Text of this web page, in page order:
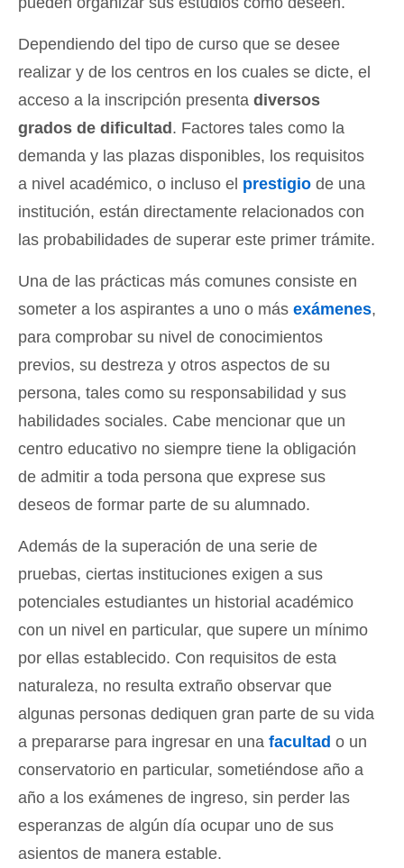
Dependiendo del tipo de curso que se desee
realizar y de los centros en los cuales se dicte, el
acceso a la inscripción presenta diversos
grados de dificultad. Factores tales como la
demanda y las plazas disponibles, los requisitos
a nivel académico, o incluso el prestigio de una
institución, están directamente relacionados con
las probabilidades de superar este primer trámite.
Una de las prácticas más comunes consiste en
someter a los aspirantes a uno o más exámenes,
para comprobar su nivel de conocimientos
previos, su destreza y otros aspectos de su
persona, tales como su responsabilidad y sus
habilidades sociales. Cabe mencionar que un
centro educativo no siempre tiene la obligación
de admitir a toda persona que exprese sus
deseos de formar parte de su alumnado.
Además de la superación de una serie de
pruebas, ciertas instituciones exigen a sus
potenciales estudiantes un historial académico
con un nivel en particular, que supere un mínimo
por ellas establecido. Con requisitos de esta
naturaleza, no resulta extraño observar que
algunas personas dediquen gran parte de su vida
a prepararse para ingresar en una facultad o un
conservatorio en particular, sometiéndose año a
año a los exámenes de ingreso, sin perder las
esperanzas de algún día ocupar uno de sus
asientos de manera estable.